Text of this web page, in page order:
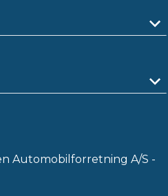
Automobilforretning A/S -